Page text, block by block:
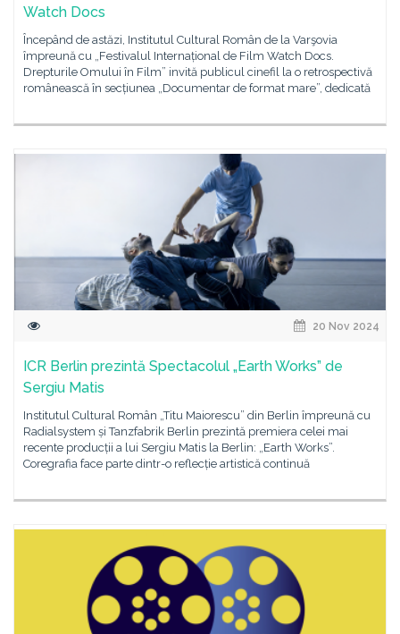
Watch Docs
Începând de astăzi, Institutul Cultural Român de la Varşovia
împreună cu „Festivalul Internațional de Film Watch Docs.
Drepturile Omului în Film” invită publicul cinefil la o retrospectivă
românească în secțiunea „Documentar de format mare”, dedicată
20 Nov 2024
ICR Berlin prezintă Spectacolul „Earth Works” de
Sergiu Matis
Institutul Cultural Român „Titu Maiorescu” din Berlin împreună cu
Radialsystem și Tanzfabrik Berlin prezintă premiera celei mai
recente producții a lui Sergiu Matis la Berlin: „Earth Works”.
Coregrafia face parte dintr-o reflecție artistică continuă